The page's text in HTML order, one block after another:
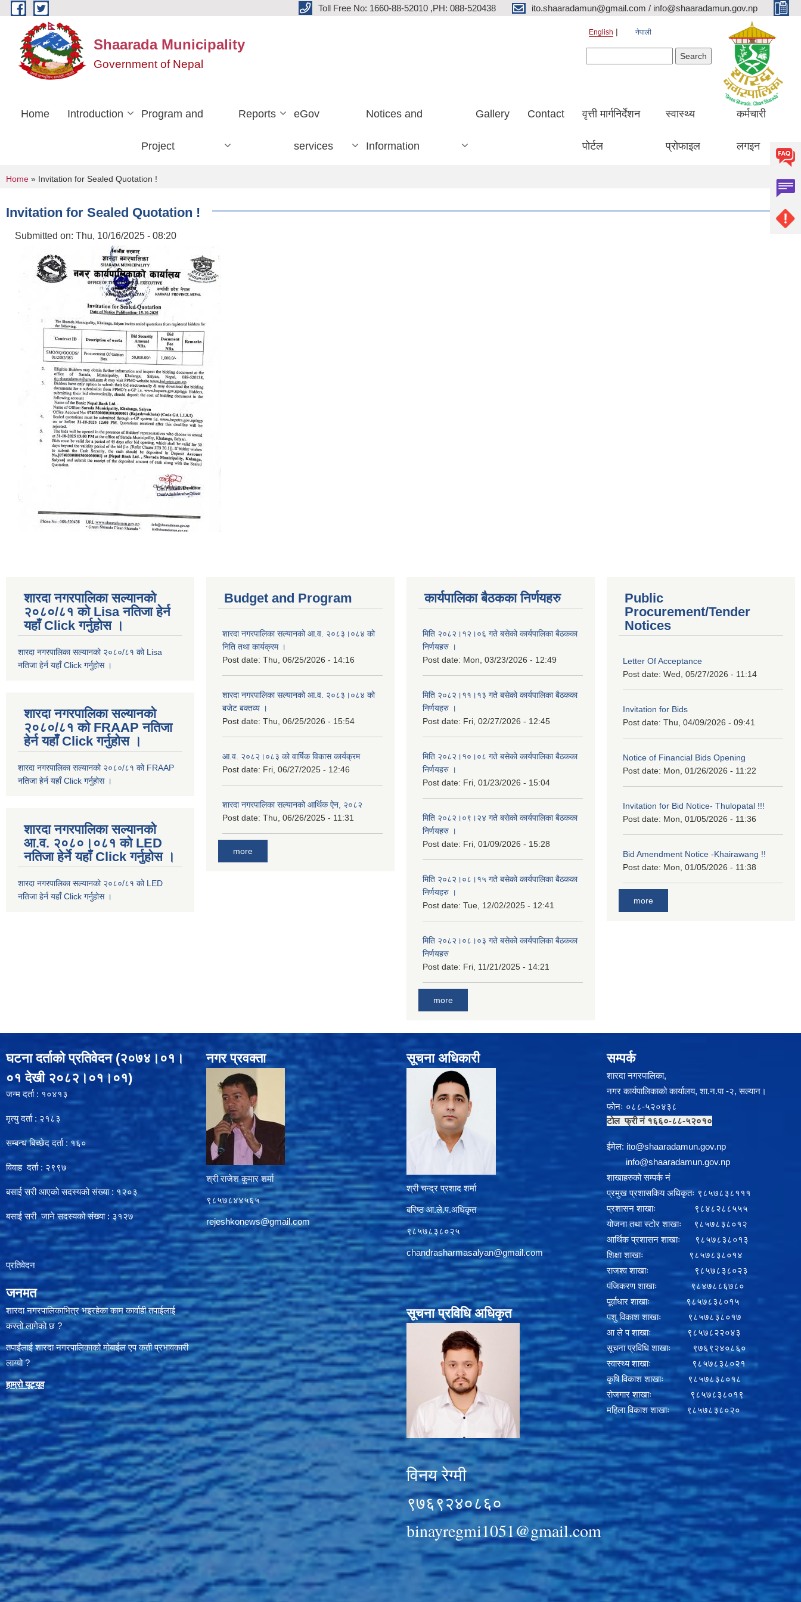
Skip to main content Toll Free No: 1660-88-52010 ,PH: 088-520438 ito.shaaradamun@gmail.com / info@shaaradamun.gov.np
Shaarada Municipality
Government of Nepal
English नेपाली
Home Introduction Program and
Project
Reports eGov
services
Notices and
Information
Gallery Contact वृत्ती मार्गनिर्देशन
पोर्टल
स्वास्थ्य
प्रोफाइल
कर्मचारी
लगइन
You are here
Home » Invitation for Sealed Quotation !
Invitation for Sealed Quotation !
Submitted on: Thu, 10/16/2025 - 08:20
शारदा नगरपालिका सल्यानको
२०८०/८१ को Lisa नतिजा हेर्न
यहाँ Click गर्नुहोस ।
शारदा नगरपालिका सल्यानको २०८०/८१ को Lisa
नतिजा हेर्न यहाँ Click गर्नुहोस ।
शारदा नगरपालिका सल्यानको
२०८०/८१ को FRAAP नतिजा
हेर्न यहाँ Click गर्नुहोस ।
शारदा नगरपालिका सल्यानको २०८०/८१ को FRAAP
नतिजा हेर्न यहाँ Click गर्नुहोस ।
शारदा नगरपालिका सल्यानको
आ.व. २०८०।०८१ को LED
नतिजा हेर्ने यहाँ Click गर्नुहोस ।
शारदा नगरपालिका सल्यानको २०८०/८१ को LED
नतिजा हेर्न यहाँ Click गर्नुहोस ।
Budget and Program
शारदा नगरपालिका सल्यानको आ.व. २०८३।०८४ को
निति तथा कार्यक्रम ।
Post date: Thu, 06/25/2026 - 14:16
शारदा नगरपालिका सल्यानको आ.व. २०८३।०८४ को
बजेट बक्तव्य ।
Post date: Thu, 06/25/2026 - 15:54
आ.व. २०८२।०८३ को वार्षिक विकास कार्यक्रम
Post date: Fri, 06/27/2025 - 12:46
शारदा नगरपालिका सल्यानको आर्थिक ऐन, २०८२
Post date: Thu, 06/26/2025 - 11:31
more
कार्यपालिका बैठकका निर्णयहरु
मिति २०८२।१२।०६ गते बसेको कार्यपालिका बैठकका
निर्णयहरु ।
Post date: Mon, 03/23/2026 - 12:49
मिति २०८२।११।१३ गते बसेको कार्यपालिका बैठकका
निर्णयहरु ।
Post date: Fri, 02/27/2026 - 12:45
मिति २०८२।१०।०८ गते बसेको कार्यपालिका बैठकका
निर्णयहरु ।
Post date: Fri, 01/23/2026 - 15:04
मिति २०८२।०९।२४ गते बसेको कार्यपालिका बैठकका
निर्णयहरु ।
Post date: Fri, 01/09/2026 - 15:28
मिति २०८२।०८।१५ गते बसेको कार्यपालिका बैठकका
निर्णयहरु ।
Post date: Tue, 12/02/2025 - 12:41
मिति २०८२।०८।०३ गते बसेको कार्यपालिका बैठकका
निर्णयहरु
Post date: Fri, 11/21/2025 - 14:21
more
Public
Procurement/Tender
Notices
Letter Of Acceptance
Post date: Wed, 05/27/2026 - 11:14
Invitation for Bids
Post date: Thu, 04/09/2026 - 09:41
Notice of Financial Bids Opening
Post date: Mon, 01/26/2026 - 11:22
Invitation for Bid Notice- Thulopatal !!!
Post date: Mon, 01/05/2026 - 11:36
Bid Amendment Notice -Khairawang !!
Post date: Mon, 01/05/2026 - 11:38
more
घटना दर्ताको प्रतिवेदन (२०७४।०१।
०१ देखी २०८२।०१।०१)
जन्म दर्ता : १०४१३
मृत्यु दर्ता : २१८३
सम्बन्ध बिच्छेद दर्ता : १६०
विवाह दर्ता : २९९७
बसाई सरी आएको सदस्यको संख्या : १२०३
बसाई सरी जाने सदस्यको संख्या : ३१२७
प्रतिवेदन
जनमत
शारदा नगरपालिकाभित्र भइरहेका काम कार्वाही तपाईलाई
कस्तो लागेको छ ?
तपाईंलाई शारदा नगरपालिकाको मोबाईल एप कती प्रभावकारी
लाग्यो ?
हाम्रो यूट्यूव
नगर प्रवक्ता
श्री राजेश कुमार शर्मा
९८५७८४४५६५
rejeshkonews@gmail.com
सूचना अधिकारी
श्री चन्द्र प्रशाद शर्मा
बरिष्ठ आ.ले.प.अधिकृत
९८५७८३८०२५
chandrasharmasalyan@gmail.com
सूचना प्रविधि अधिकृत
विनय रेग्मी
९७६९२४०८६०
binayregmi1051@gmail.com
सम्पर्क
शारदा नगरपालिका,
नगर कार्यपालिकाको कार्यालय, शा.न.पा -२, सल्यान।
फोनः ०८८-५२०४३८
टोल फ्री नं १६६०-८८-५२०१०
ईमेल: ito@shaaradamun.gov.np
info@shaaradamun.gov.np
शाखाहरुको सम्पर्क नं
प्रमुख प्रशासकिय अधिकृतः ९८५७८३८१११
प्रशासन शाखाः ९८४८२८८५५५
योजना तथा स्टोर शाखाः ९८५७८३८०१२
आर्थिक प्रशासन शाखाः ९८५७८३८०१३
शिक्षा शाखाः ९८५७८३८०१४
राजश्व शाखाः ९८५७८३८०२३
पंजिकरण शाखाः ९८४७८८६७८०
पूर्वाधार शाखाः ९८५७८३८०१५
पशु विकाश शाखाः ९८५७८३८०१७
आ ले प शाखाः ९८५७८२२०४३
सूचना प्रविधि शाखाः ९७६९२४०८६०
स्वास्थ्य शाखाः ९८५७८३८०२१
कृषि विकाश शाखाः ९८५७८३८०१८
रोजगार शाखाः ९८५७८३८०१९
महिला विकाश शाखाः ९८५७८३८०२०